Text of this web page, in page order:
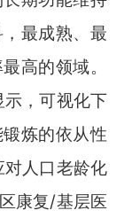
最成熟、最
高的领域。
，可视化下
炼的依从性
人口老龄化
康复/基层医